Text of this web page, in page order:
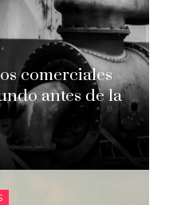
comerciales
antes de la